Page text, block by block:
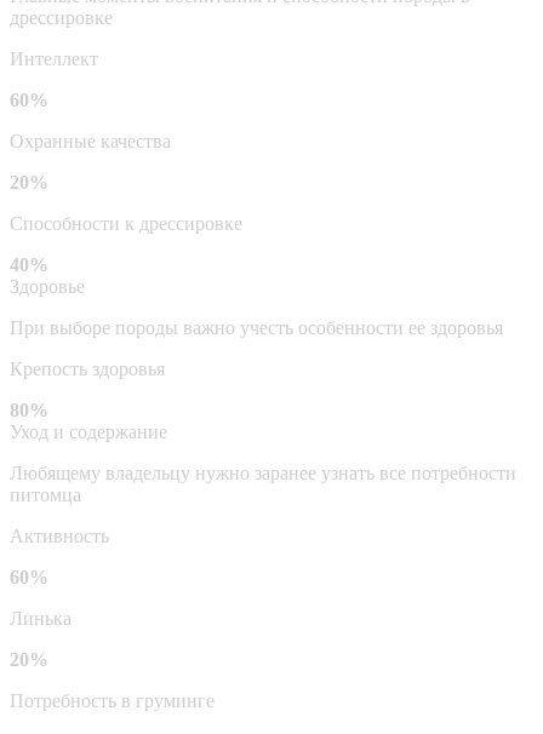
дрессировке
Интеллект
60%
Охранные качества
20%
Способности к дрессировке
40%
Здоровье
При выборе породы важно учесть особенности ее здоровья
Крепость здоровья
80%
Уход и содержание
Любящему владельцу нужно заранее узнать все потребности
питомца
Активность
60%
Линька
20%
Потребность в груминге